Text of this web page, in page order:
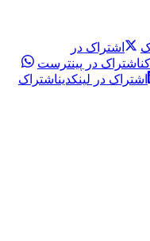
اشتراک در
اشتراک در پینترست
اشتراک در لینکدیناشتراک